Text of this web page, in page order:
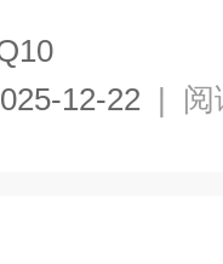
12-22 | 阅